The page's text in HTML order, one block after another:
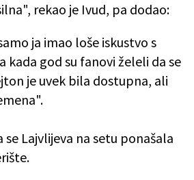
rekao je Ivud, pa dodao:
ja imao loše iskustvo s
kada god su fanovi želeli da se
je uvek bila dostupna, ali
se Lajvlijeva na setu ponašala